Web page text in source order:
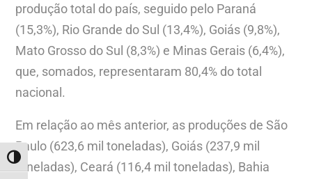
ALTERNAR ALTO CONTRASTE
produção total do país, seguido pelo Paraná
(15,3%), Rio Grande do Sul (13,4%), Goiás (9,8%),
Mato Grosso do Sul (8,3%) e Minas Gerais (6,4%),
que, somados, representaram 80,4% do total
nacional.
Em relação ao mês anterior, as produções de São
Paulo (623,6 mil toneladas), Goiás (237,9 mil
toneladas), Ceará (116,4 mil toneladas), Bahia